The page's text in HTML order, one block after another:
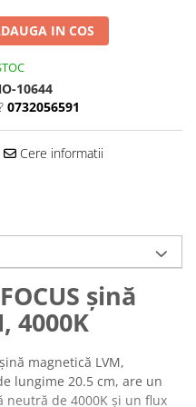
IN COS
10644
0732056591
Cere informatii
șină
4000K
magnetică LVM,
lungime 20.5 cm, are un
neutră de 4000K și un flux